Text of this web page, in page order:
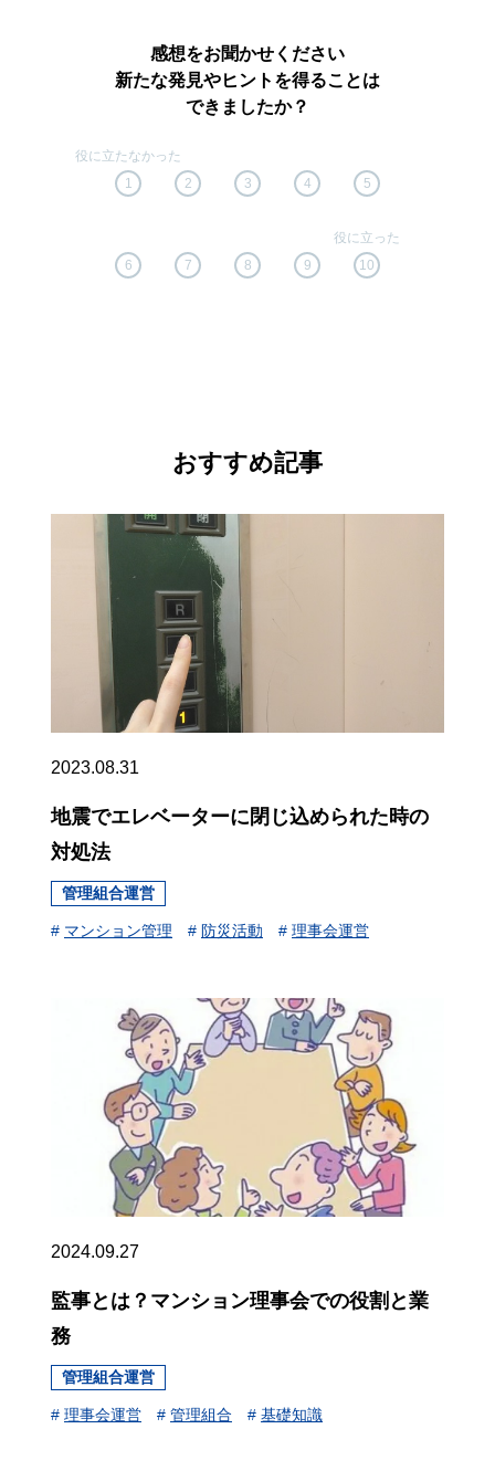
感想をお聞かせください
新たな発見やヒントを得ることは
できましたか？
1 2 3 4 5
6 7 8 9 10
おすすめ記事
2023.08.31
地震でエレベーターに閉じ込められた時の
対処法
管理組合運営
# マンション管理 # 防災活動 # 理事会運営
2024.09.27
監事とは？マンション理事会での役割と業
務
管理組合運営
# 理事会運営 # 管理組合 # 基礎知識